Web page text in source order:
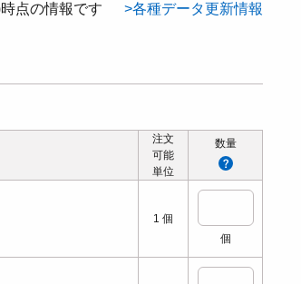
点の情報です 各種データ更新情報
注文
可能
単位
数量
1 個
個